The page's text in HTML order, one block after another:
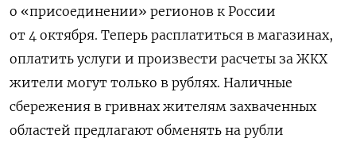
о «присоединении» регионов к России
от 4 октября. Теперь расплатиться в магазинах,
оплатить услуги и произвести расчеты за ЖКХ
жители могут только в рублях. Наличные
сбережения в гривнах жителям захваченных
областей предлагают обменять на рубли